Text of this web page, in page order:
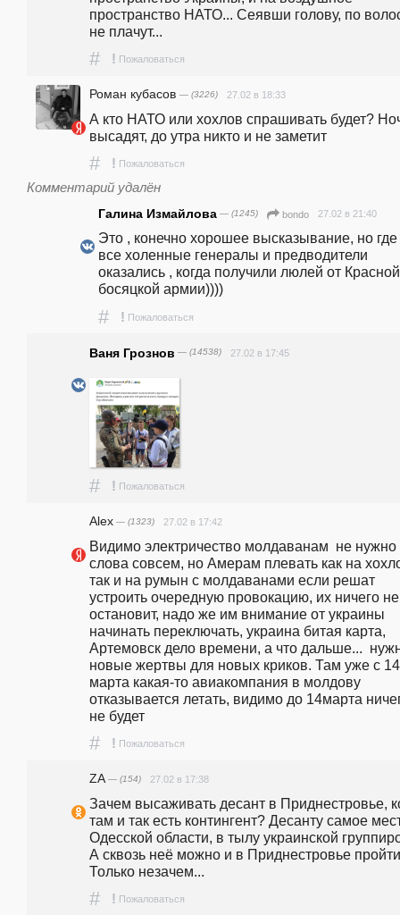
пространство НАТО... Сеявши голову, по
не плачут...
# ! Пожаловаться
Роман кубасов — (3226) 27.02 в 18:33
А кто НАТО или хохлов спрашивать будет?
высадят, до утра никто и не заметит
# ! Пожаловаться
Комментарий удалён
Галина Измайлова — (1245) bondo 27.02 в 21:40
Это , конечно хорошее высказывание, но где
все холенные генералы и предводители
оказались , когда получили люлей от Красной
босяцкой армии))))
# ! Пожаловаться
Ваня Грознов — (14538) 27.02 в 17:45
# ! Пожаловаться
Alex — (1323) 27.02 в 17:42
Видимо электричество молдаванам  не нужно
слова совсем, но Амерам плевать как на
так и на румын с молдаванами если решат
устроить очередную провокацию, их ничего не
остановит, надо же им внимание от украины
начинать переключать, украина битая карта,
Артемовск дело времени, а что дальше...
новые жертвы для новых криков. Там уже с
марта какая-то авиакомпания в молдову
отказывается летать, видимо до 14марта
не будет
# ! Пожаловаться
ZA — (154) 27.02 в 17:38
Зачем высаживать десант в Приднестровье,
там и так есть контингент? Десанту самое
Одесской области, в тылу украинской
А сквозь неё можно и в Приднестровье
Только незачем...
# ! Пожаловаться